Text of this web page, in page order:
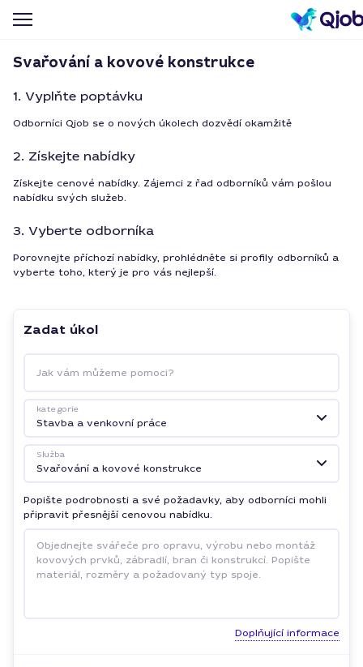
Svařování a kovové konstrukce
1. Vyplňte poptávku
Odborníci Qjob se o nových úkolech dozvědí okamžitě
2. Získejte nabídky
Získejte cenové nabídky. Zájemci z řad odborníků vám pošlou
nabídku svých služeb.
3. Vyberte odborníka
Porovnejte příchozí nabídky, prohlédněte si profily odborníků a
vyberte toho, který je pro vás nejlepší.
Zadat úkol
Jak vám můžeme pomoci?
kategorie
Stavba a venkovní práce
Služba
Svařování a kovové konstrukce
Popište podrobnosti a své požadavky, aby odborníci mohli
připravit přesnější cenovou nabídku.
Doplňující informace